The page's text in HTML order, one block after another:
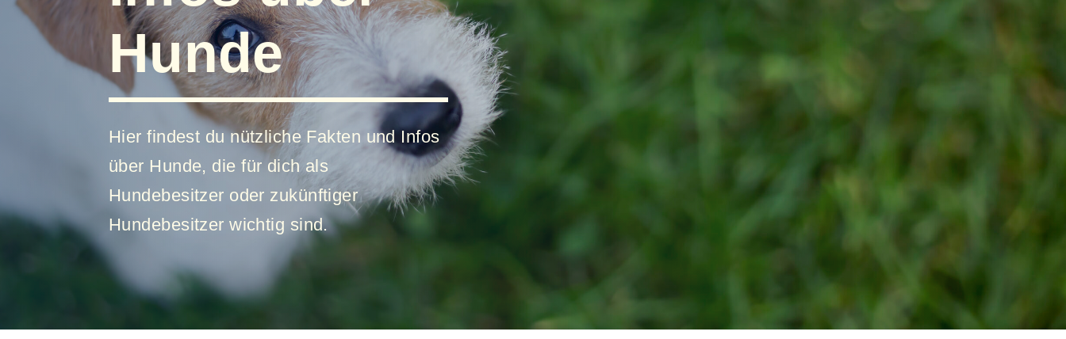
Hunde
Hier findest du nützliche Fakten und Infos
über Hunde, die für dich als
Hundebesitzer oder zukünftiger
Hundebesitzer wichtig sind.